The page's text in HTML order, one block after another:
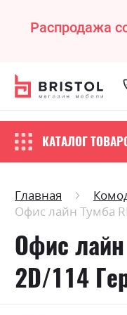
Распродажа
КАТАЛОГ
Главная
Офис лайн Тумба
Офис лайн
2D/114